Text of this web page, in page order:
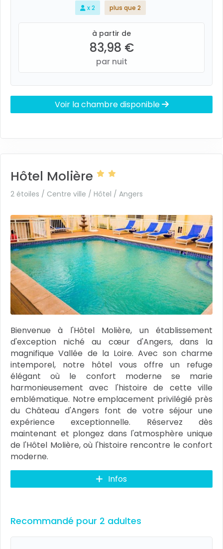
x 2 plus que 2
à partir de
83,98 €
par nuit
Voir la chambre disponible
Hôtel Molière
2 étoiles / Centre ville / Hôtel / Angers
Bienvenue à l'Hôtel Molière, un établissement
d'exception niché au cœur d'Angers, dans la
magnifique Vallée de la Loire. Avec son charme
intemporel, notre hôtel vous offre un refuge
élégant où le confort moderne se marie
harmonieusement avec l'histoire de cette ville
emblématique. Notre emplacement privilégié près
du Château d'Angers font de votre séjour une
expérience exceptionnelle. Réservez dès
maintenant et plongez dans l'atmosphère unique
de l'Hôtel Molière, où l'histoire rencontre le confort
moderne.
Infos
Recommandé pour 2 adultes